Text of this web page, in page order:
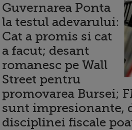
Guvernarea Ponta
la testul adevarului:
Cat a promis si cat
a facut; desant
romanesc pe Wall
Street pentru
promovarea Bursei;
sunt impresionante,
disciplinei fiscale